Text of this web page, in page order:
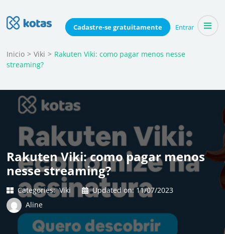
Cadastre-segratuitamente Entrar
to
(Press
Enter)
Blog do Kotas
Dicas e conteúdo relevante para economizar coletivamente
Inicio > Viki > Rakuten Viki: como pagar menos nesse
streaming?
Rakuten Viki: como pagar menos
nesse streaming?
Categories: Viki Updated on:11/07/2023
Aline